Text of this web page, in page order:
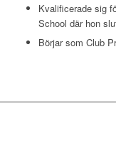
Kvalificerade sig
School där hon
Börjar som Club